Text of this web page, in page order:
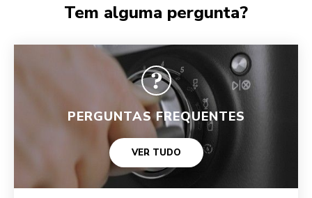
Tem alguma pergunta?
PERGUNTAS FREQUENTES
VER TUDO